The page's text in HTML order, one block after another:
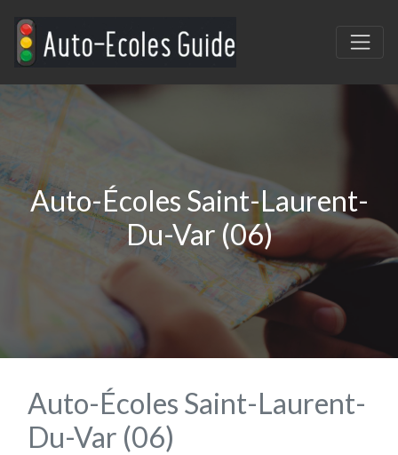
Auto-Écoles Saint-Laurent-
Du-Var (06)
Auto-Écoles Saint-Laurent-
Du-Var (06)